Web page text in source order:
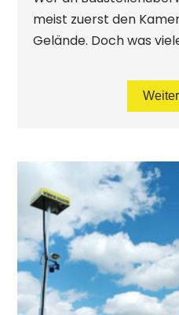
meist zuerst den
Gelände. Doch was